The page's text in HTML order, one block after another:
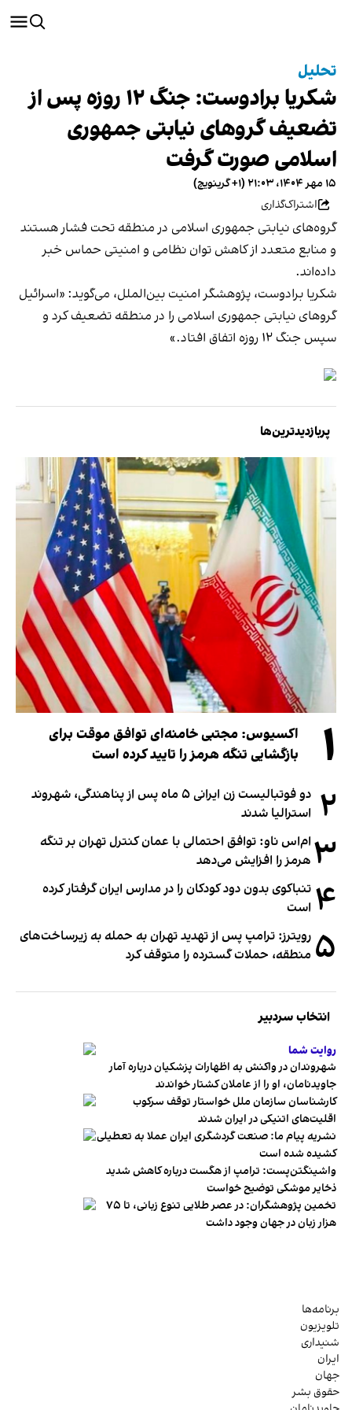
تحلیل
شکریا برادوست: جنگ ۱۲ روزه پس از
تضعیف گرو‌های نیابتی جمهوری
اسلامی صورت گرفت
۱۵ مهر ۱۴۰۴، ۲۱:۰۳ (‎+۱ گرینویچ)
اشتراک‌گذاری
گروه‌های نیابتی جمهوری اسلامی در منطقه تحت فشار هستند
و منابع متعدد از کاهش توان نظامی و امنیتی حماس خبر
داده‌اند.
شکریا برادوست، پژوهشگر امنیت بین‌الملل، می‌گوید: «اسرائیل
گرو‌های نیابتی جمهوری اسلامی را در منطقه تضعیف کرد و
سپس جنگ ۱۲ روزه اتفاق افتاد.»
پربازدیدترین‌ها
۱
اکسیوس: مجتبی خامنه‌ای توافق موقت برای
بازگشایی تنگه هرمز را تایید کرده است
۲
دو فوتبالیست زن ایرانی ۵ ماه پس از پناهندگی، شهروند
استرالیا شدند
۳ ام‌اس ناو: توافق احتمالی با عمان کنترل تهران بر تنگه
هرمز را افزایش می‌دهد
۴ تنباکوی بدون دود کودکان را در مدارس ایران گرفتار کرده
است
۵ رویترز: ترامپ پس از تهدید تهران به حمله به زیرساخت‌های
منطقه، حملات گسترده را متوقف کرد
انتخاب سردبیر
روایت شما
شهروندان در واکنش به اظهارات پزشکیان درباره آمار
جاویدنامان، او را از عاملان کشتار خواندند
کارشناسان سازمان ملل خواستار توقف سرکوب
اقلیت‌های اتنیکی در ایران شدند
نشریه پیام ما: صنعت گردشگری ایران عملا به تعطیلی
کشیده شده است
واشینگتن‌پست: ترامپ از هگست درباره کاهش شدید
ذخایر موشکی توضیح خواست
تخمین پژوهشگران: در عصر طلایی تنوع زبانی، تا ۷۵
هزار زبان در جهان وجود داشت
برنامه‌ها
تلویزیون
شنیداری
ایران
جهان
حقوق بشر